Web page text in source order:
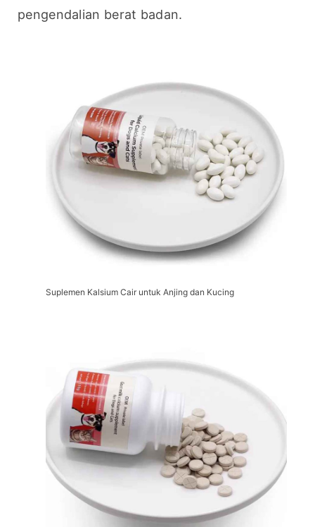
pengendalian berat badan.
Suplemen Kalsium Cair untuk Anjing dan Kucing